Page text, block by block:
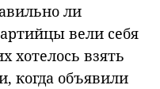
ли
вели себя
хотелось взять
когда объявили